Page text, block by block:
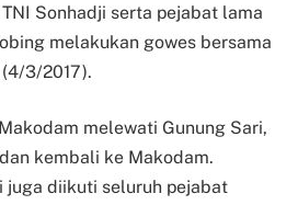
Sonhadji serta pejabat lama
melakukan gowes bersama
3/2017).
melewati Gunung Sari,
kembali ke Makodam.
juga diikuti seluruh pejabat